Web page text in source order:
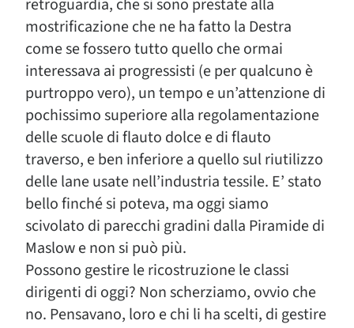
retroguardia, che si sono prestate alla
mostrificazione che ne ha fatto la Destra
come se fossero tutto quello che ormai
interessava ai progressisti (e per qualcuno è
purtroppo vero), un tempo e un’attenzione di
pochissimo superiore alla regolamentazione
delle scuole di flauto dolce e di flauto
traverso, e ben inferiore a quello sul riutilizzo
delle lane usate nell’industria tessile. E’ stato
bello finché si poteva, ma oggi siamo
scivolato di parecchi gradini dalla Piramide di
Maslow e non si può più.
Possono gestire le ricostruzione le classi
dirigenti di oggi? Non scherziamo, ovvio che
no. Pensavano, loro e chi li ha scelti, di gestire